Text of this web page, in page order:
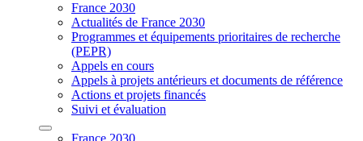
France 2030
Actualités de France 2030
Programmes et équipements prioritaires de recherche
(PEPR)
Appels en cours
Appels à projets antérieurs et documents de référence
Actions et projets financés
Suivi et évaluation